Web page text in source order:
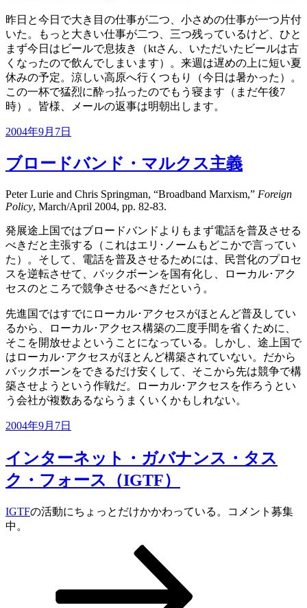
昨日と今日で大き目の仕事が二つ、小さめの仕事が一つ片付
いた。もっと大きい仕事が二つ、三つ残っているけど、ひと
まず今日はビールで息抜き（ktさん、いただいたビールは古
くなったので飲んでしまいます）。来週は遅めの上に短い夏
休みの予定。涼しい高原へ行くつもり（今日は暑かった）。
この一杯で猛烈に酔っ払ったのでもう寝ます（まだ午後7
時）。皆様、メールの返事は明朝出します。
投
日:
2004年9月7日
ブロードバンド・マルクス主義
Peter Lurie and Chris Springman, “Broadband Marxism,” Foreign
Policy, March/April 2004, pp. 82-83.
発展途上国ではブロードバンドよりもまず電話を普及させる
べきだと主張する（これはエリ･ノームもどこかで言ってい
た）。そして、電話を普及させるためには、民営化のプロセ
スを逆転させて、バックボーンを国有化し、ローカル･アク
セスのところで競争させるべきだという。
先進国ではすでにローカル･アクセスがほとんど普及してい
るから、ローカル･アクセス構築の二度手間を省くために、
そこを開放せよということになっている。しかし、途上国で
はローカル･アクセスがほとんど構築されていない。だから
バックボーンをできるだけ安くして、そこから先は競争で構
築させようという作戦だ。ローカル･アクセスを作ろうとい
う会社が複数あるならうまくいくかもしれない。
投
日:
2004年9月7日
インターネット・ガバナンス・タス
ク・フォース（IGTF）
IGTFの活動にちょっとだけかかわっている。コメント募集
中。